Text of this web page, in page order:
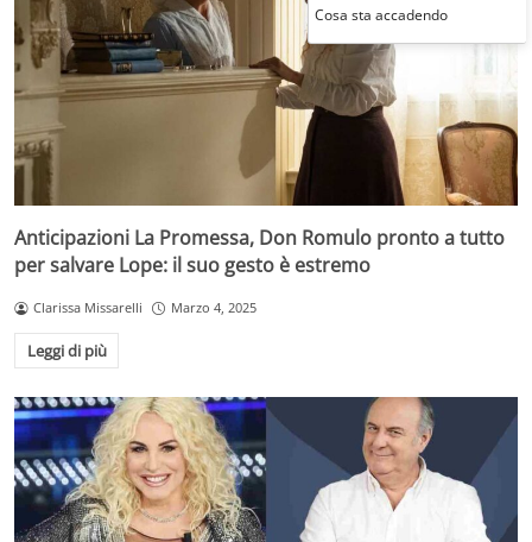
Anticipazioni La Promessa, Don Romulo pronto a tutto
per salvare Lope: il suo gesto è estremo
Clarissa Missarelli Marzo 4, 2025
Leggi di più
Cosa sta accadendo